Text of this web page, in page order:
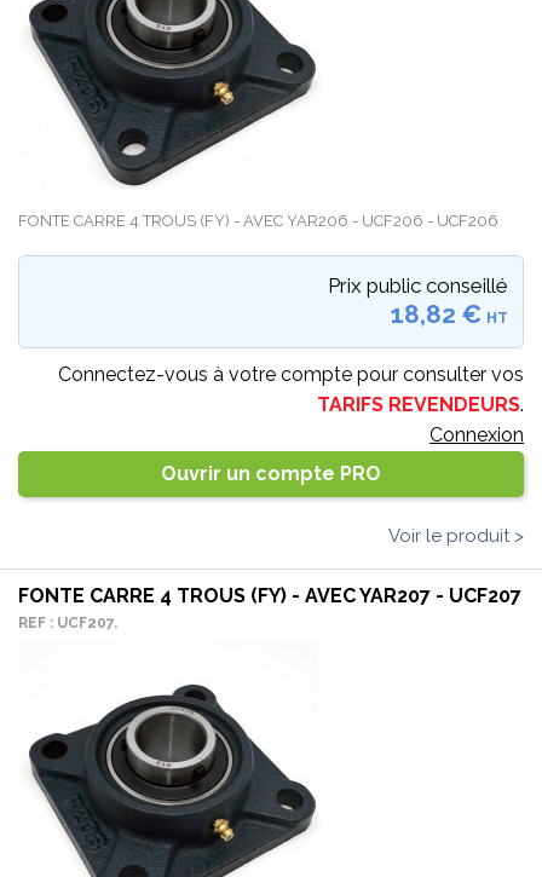
FONTE CARRE 4 TROUS (FY) - AVEC YAR206 - UCF206 - UCF206
Prix public conseillé
18,82 € HT
Connectez-vous à votre compte pour consulter vos
TARIFS REVENDEURS.
Connexion
Ouvrir un compte PRO
Voir le produit >
FONTE CARRE 4 TROUS (FY) - AVEC YAR207 - UCF207
REF : UCF207.